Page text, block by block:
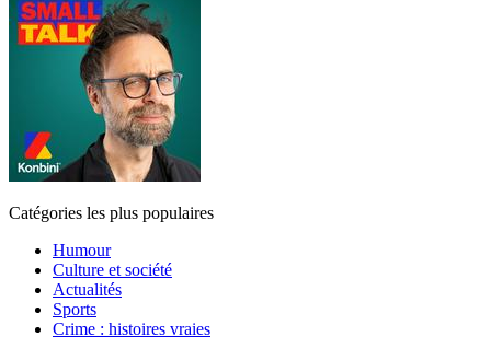
Catégories les plus populaires
Humour
Culture et société
Actualités
Sports
Crime : histoires vraies